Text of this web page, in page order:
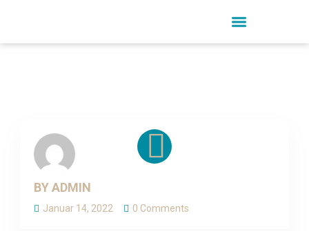
BY ADMIN
Januar 14, 2022 0 Comments